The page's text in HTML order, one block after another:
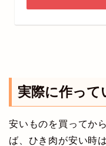
実際に作って
安いものを買ってか
ば、ひき肉が安い時